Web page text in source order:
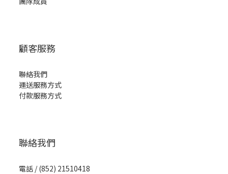
顧客服務
聯絡我們
運送服務方式
付款服務方式
聯絡我們
電話 / (852) 21510418